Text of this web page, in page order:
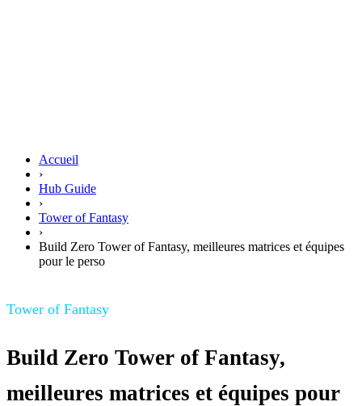
Accueil
›
Hub Guide
›
Tower of Fantasy
›
Build Zero Tower of Fantasy, meilleures matrices et équipes
pour le perso
Tower of Fantasy
Build Zero Tower of Fantasy,
meilleures matrices et équipes pour